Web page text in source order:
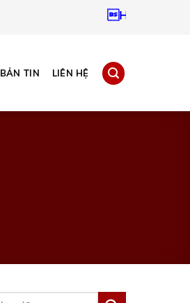
Hotline:
BẢN TIN LIÊN HỆ